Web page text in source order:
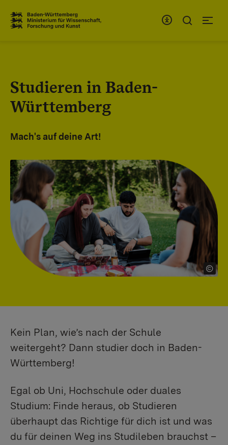
Studieren in Baden-
Württemberg
Mach's auf deine Art!
Kein Plan, wie’s nach der Schule
weitergeht? Dann studier doch in Baden-
Württemberg!
Egal ob Uni, Hochschule oder duales
Studium: Finde heraus, ob Studieren
überhaupt das Richtige für dich ist und was
du für deinen Weg ins Studileben brauchst –